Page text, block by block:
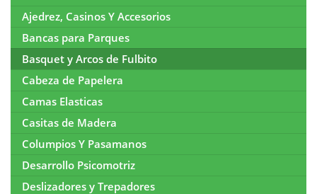
Ajedrez, Casinos Y Accesorios
Bancas para Parques
Basquet y Arcos de Fulbito
Cabeza de Papelera
Camas Elasticas
Casitas de Madera
Columpios Y Pasamanos
Desarrollo Psicomotriz
Deslizadores y Trepadores